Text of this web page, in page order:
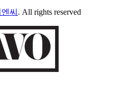
씨 . All rights reserved